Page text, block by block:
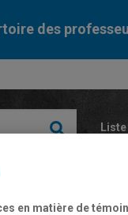
des
en matière de